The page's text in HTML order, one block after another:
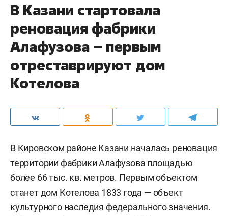
В Казани стартовала
реновация фабрики
Алафузова – первым
отреставрируют дом
Котелова
В Кировском районе Казани началась реновация
территории фабрики Алафузова площадью
более 66 тыс. кв. метров. Первым объектом
станет дом Котелова 1833 года — объект
культурного наследия федерального значения.